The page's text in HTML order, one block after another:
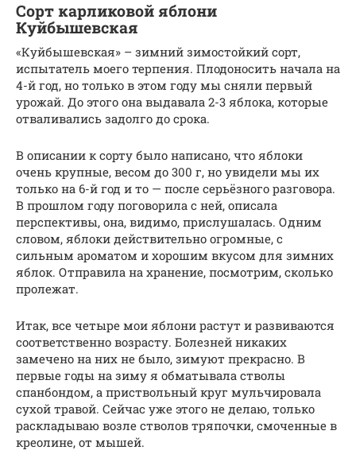
Сорт карликовой яблони
Куйбышевская
«Куйбышевская» – зимний зимостойкий сорт,
испытатель моего терпения. Плодоносить начала на
4-й год, но только в этом году мы сняли первый
урожай. До этого она выдавала 2-3 яблока, которые
отваливались задолго до срока.
В описании к сорту было написано, что яблоки
очень крупные, весом до 300 г, но увидели мы их
только на 6-й год и то — после серьёзного разговора.
В прошлом году поговорила с ней, описала
перспективы, она, видимо, прислушалась. Одним
словом, яблоки действительно огромные, с
сильным ароматом и хорошим вкусом для зимних
яблок. Отправила на хранение, посмотрим, сколько
пролежат.
Итак, все четыре мои яблони растут и развиваются
соответственно возрасту. Болезней никаких
замечено на них не было, зимуют прекрасно. В
первые годы на зиму я обматывала стволы
спанбондом, а приствольный круг мульчировала
сухой травой. Сейчас уже этого не делаю, только
раскладываю возле стволов тряпочки, смоченные в
креолине, от мышей.